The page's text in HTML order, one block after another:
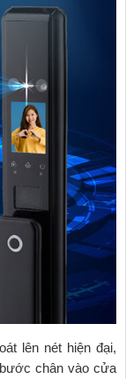
lên nét hiện đại,
chân vào cửa